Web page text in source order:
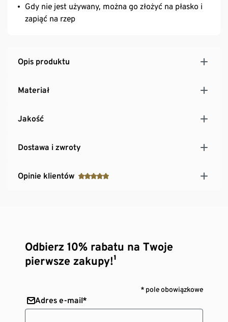
Gdy nie jest używany, można go złożyć na płasko i
zapiąć na rzep
Opis produktu
Materiał
Jakość
Dostawa i zwroty
Opinie klientów
Odbierz 10% rabatu na Twoje
pierwsze zakupy!¹
* pole obowiązkowe
Adres e-mail*